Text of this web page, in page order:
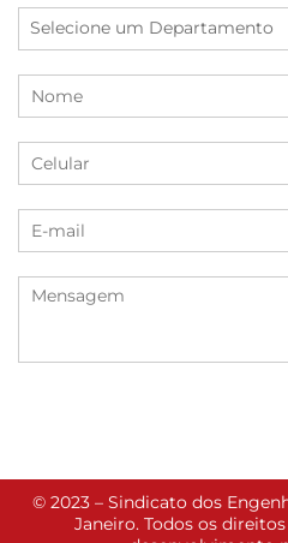
© 2023 – Sindicato dos
Janeiro. Todos os